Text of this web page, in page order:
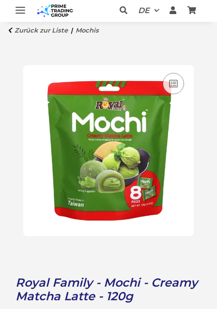
DE
Zurück zur Liste Mochis
Royal Family - Mochi - Creamy
Matcha Latte - 120g